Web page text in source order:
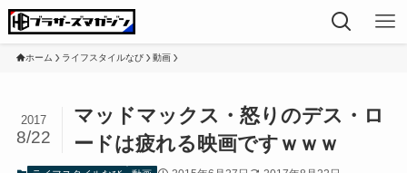
ホーム ライフスタイルなび 動画
マッドマックス・怒りのデス・ロ
ードは疲れる映画ですｗｗｗ
2017
8/22